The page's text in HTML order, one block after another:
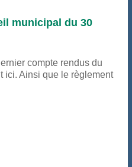
municipal du 30
compte rendus du
ici. Ainsi que le règlement